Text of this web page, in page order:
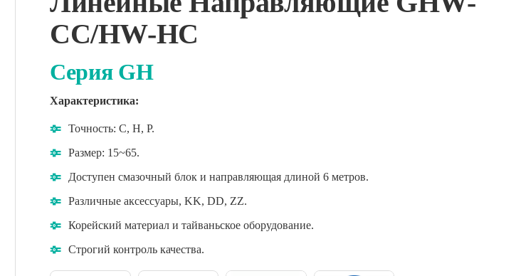
CC/HW-HC
Серия GH
Характеристика:
Точность: C, H, P.
Размер: 15~65.
Доступен смазочный блок и направляющая длиной 6 метров.
Различные аксессуары, KK, DD, ZZ.
Корейский материал и тайваньское оборудование.
Строгий контроль качества.